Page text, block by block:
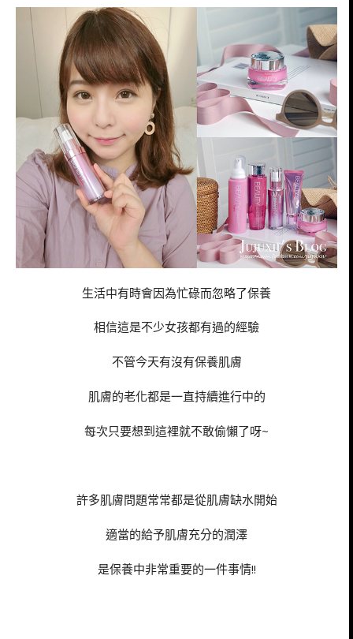
生活中有時會因為忙碌而忽略了保養
相信這是不少女孩都有過的經驗
不管今天有沒有保養肌膚
肌膚的老化都是一直持續進行中的
每次只要想到這裡就不敢偷懶了呀~
許多肌膚問題常常都是從肌膚缺水開始
適當的給予肌膚充分的潤澤
是保養中非常重要的一件事情!!